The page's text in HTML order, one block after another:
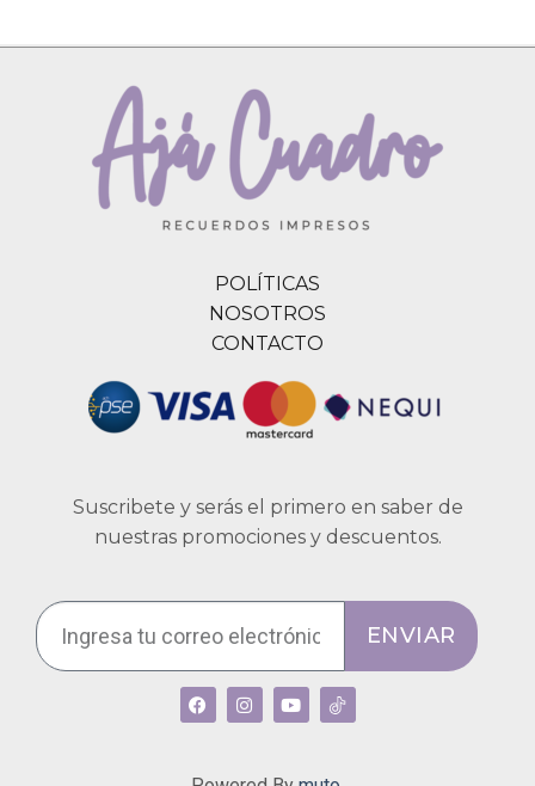
POLÍTICAS
NOSOTROS
CONTACTO
Suscribete y serás el primero en saber de
nuestras promociones y descuentos.
ENVIAR